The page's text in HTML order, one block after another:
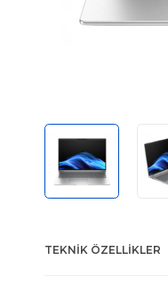
TEKNIK ÖZELLIKLER